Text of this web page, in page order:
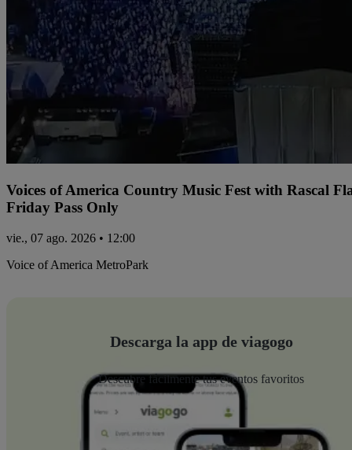
Voices of America Country Music Fest with Rascal
Friday Pass Only
vie., 07 ago. 2026 • 12:00
Voice of America MetroPark
Descarga la app de viagogo
Descubre fácilmente tus eventos favoritos